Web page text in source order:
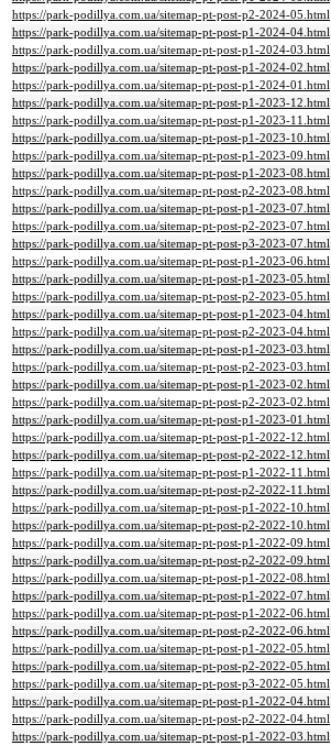
https://park-podillya.com.ua/sitemap-pt-post-p2-2024-05.html
https://park-podillya.com.ua/sitemap-pt-post-p1-2024-04.html
https://park-podillya.com.ua/sitemap-pt-post-p1-2024-03.html
https://park-podillya.com.ua/sitemap-pt-post-p1-2024-02.html
https://park-podillya.com.ua/sitemap-pt-post-p1-2024-01.html
https://park-podillya.com.ua/sitemap-pt-post-p1-2023-12.html
https://park-podillya.com.ua/sitemap-pt-post-p1-2023-11.html
https://park-podillya.com.ua/sitemap-pt-post-p1-2023-10.html
https://park-podillya.com.ua/sitemap-pt-post-p1-2023-09.html
https://park-podillya.com.ua/sitemap-pt-post-p1-2023-08.html
https://park-podillya.com.ua/sitemap-pt-post-p2-2023-08.html
https://park-podillya.com.ua/sitemap-pt-post-p1-2023-07.html
https://park-podillya.com.ua/sitemap-pt-post-p2-2023-07.html
https://park-podillya.com.ua/sitemap-pt-post-p3-2023-07.html
https://park-podillya.com.ua/sitemap-pt-post-p1-2023-06.html
https://park-podillya.com.ua/sitemap-pt-post-p1-2023-05.html
https://park-podillya.com.ua/sitemap-pt-post-p2-2023-05.html
https://park-podillya.com.ua/sitemap-pt-post-p1-2023-04.html
https://park-podillya.com.ua/sitemap-pt-post-p2-2023-04.html
https://park-podillya.com.ua/sitemap-pt-post-p1-2023-03.html
https://park-podillya.com.ua/sitemap-pt-post-p2-2023-03.html
https://park-podillya.com.ua/sitemap-pt-post-p1-2023-02.html
https://park-podillya.com.ua/sitemap-pt-post-p2-2023-02.html
https://park-podillya.com.ua/sitemap-pt-post-p1-2023-01.html
https://park-podillya.com.ua/sitemap-pt-post-p1-2022-12.html
https://park-podillya.com.ua/sitemap-pt-post-p2-2022-12.html
https://park-podillya.com.ua/sitemap-pt-post-p1-2022-11.html
https://park-podillya.com.ua/sitemap-pt-post-p2-2022-11.html
https://park-podillya.com.ua/sitemap-pt-post-p1-2022-10.html
https://park-podillya.com.ua/sitemap-pt-post-p2-2022-10.html
https://park-podillya.com.ua/sitemap-pt-post-p1-2022-09.html
https://park-podillya.com.ua/sitemap-pt-post-p2-2022-09.html
https://park-podillya.com.ua/sitemap-pt-post-p1-2022-08.html
https://park-podillya.com.ua/sitemap-pt-post-p1-2022-07.html
https://park-podillya.com.ua/sitemap-pt-post-p1-2022-06.html
https://park-podillya.com.ua/sitemap-pt-post-p2-2022-06.html
https://park-podillya.com.ua/sitemap-pt-post-p1-2022-05.html
https://park-podillya.com.ua/sitemap-pt-post-p2-2022-05.html
https://park-podillya.com.ua/sitemap-pt-post-p3-2022-05.html
https://park-podillya.com.ua/sitemap-pt-post-p1-2022-04.html
https://park-podillya.com.ua/sitemap-pt-post-p2-2022-04.html
https://park-podillya.com.ua/sitemap-pt-post-p1-2022-03.html